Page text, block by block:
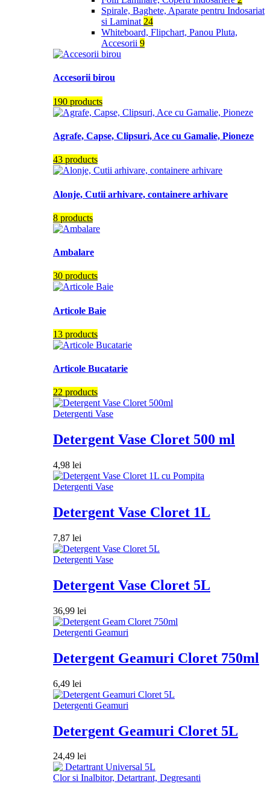
Spirale, Baghete, Aparate pentru Indosariat
si Laminat 24
Whiteboard, Flipchart, Panou Pluta,
Accesorii 9
Accesorii birou
190 products
Agrafe, Capse, Clipsuri, Ace cu Gamalie, Pioneze
43 products
Alonje, Cutii arhivare, containere arhivare
8 products
Ambalare
30 products
Articole Baie
13 products
Articole Bucatarie
22 products
Detergenti Vase
Detergent Vase Cloret 500 ml
4,98 lei
Detergenti Vase
Detergent Vase Cloret 1L
7,87 lei
Detergenti Vase
Detergent Vase Cloret 5L
36,99 lei
Detergenti Geamuri
Detergent Geamuri Cloret 750ml
6,49 lei
Detergenti Geamuri
Detergent Geamuri Cloret 5L
24,49 lei
Clor si Inalbitor, Detartrant, Degresanti